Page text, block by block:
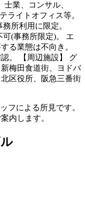
士業、コンサル、
ライトオフィス等。
所利用に限定。
可(事務所限定)。 エ
る業態は不向き。
。 【周辺施設】 グ
梅田食道街、ヨドバ
区役所、阪急三番街
フによる所見です。
内します。